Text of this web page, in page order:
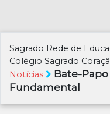
Sagrado Rede de
Colégio Sagrado
Notícias
Bate-Papo
Fundamental